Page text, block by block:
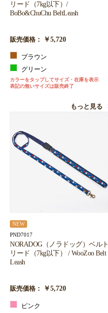
リード（7kg以下）/
BoBo&ChuChu BeltLeash
販売価格： ￥5,720
ブラウン
グリーン
カラーをタップしてサイズ・在庫を表示
表記の無いサイズは販売終了
もっと見る
NEW
PND7017
NORADOG（ノラドッグ）ベルト
リード（7kg以下） / WooZoo Belt
Leash
販売価格： ￥5,720
ピンク